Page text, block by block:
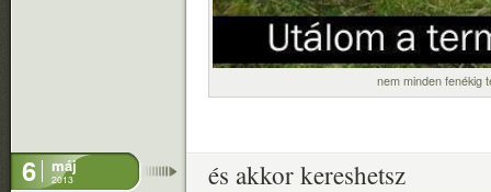
nem minden fenékig
6 máj
2013 és akkor kereshetsz